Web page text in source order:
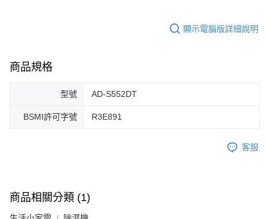
顯示電腦版詳細說明
商品規格
型號 AD-S552DT
BSMI許可字號 R3E891
客服
商品相關分類 (1)